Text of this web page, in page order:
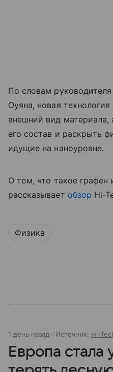
По словам
Оуяна, новая
внешний вид материала,
его состав и раскрыть
идущие на наноуровне.
О том, что такое графен
рассказывает обзор Hi-
Физика
1 день назад Источник: Hi-
Европа стала